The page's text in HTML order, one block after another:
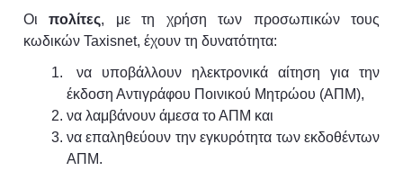
Οιπολίτες, με τη χρήση των προσωπικών τους
κωδικών Taxisnet, έχουν τη δυνατότητα:
να υποβάλλουν ηλεκτρονικά αίτηση για την
έκδοση Αντιγράφου Ποινικού Μητρώου (ΑΠΜ),
να λαμβάνουν άμεσα το ΑΠΜ και
να επαληθεύουν την εγκυρότητα των εκδοθέντων
ΑΠΜ.